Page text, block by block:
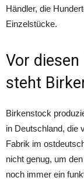
Händler, die
Einzelstücke.
Vor
steht
Birkenstock
in Deutschland, die
Fabrik im
nicht genug, um
noch immer ein